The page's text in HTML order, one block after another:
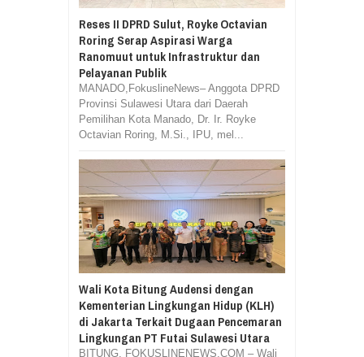
Reses II DPRD Sulut, Royke Octavian
Roring Serap Aspirasi Warga
Ranomuut untuk Infrastruktur dan
Pelayanan Publik
MANADO,FokuslineNews– Anggota DPRD
Provinsi Sulawesi Utara dari Daerah
Pemilihan Kota Manado, Dr. Ir. Royke
Octavian Roring, M.Si., IPU, mel...
Wali Kota Bitung Audensi dengan
Kementerian Lingkungan Hidup (KLH)
di Jakarta Terkait Dugaan Pencemaran
Lingkungan PT Futai Sulawesi Utara
BITUNG, FOKUSLINENEWS.COM – Wali